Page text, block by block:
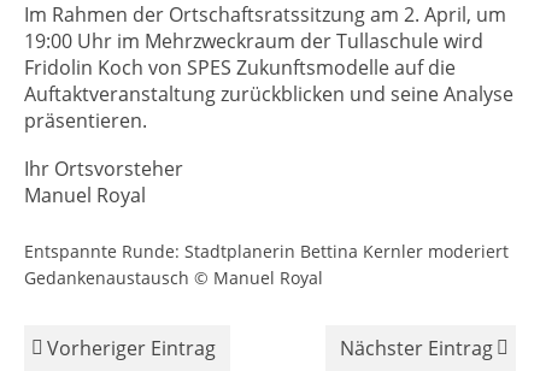
Im Rahmen der Ortschaftsratssitzung am 2. April, um
19:00 Uhr im Mehrzweckraum der Tullaschule wird
Fridolin Koch von SPES Zukunftsmodelle auf die
Auftaktveranstaltung zurückblicken und seine Analyse
präsentieren.
Ihr Ortsvorsteher
Manuel Royal
Entspannte Runde: Stadtplanerin Bettina Kernler moderiert
Gedankenaustausch © Manuel Royal
Vorheriger Eintrag Nächster Eintrag